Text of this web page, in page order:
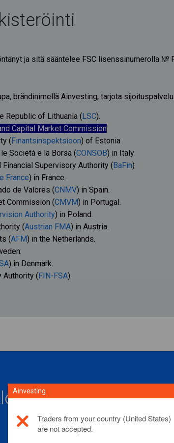
ja sitä sääntelee FSC lisenssinumerolla №
brändinimellä Ainvesting, tarjota
Republic of Lithuania (LSC).
Capital Market Commission
(Finantsinspektsioon) of Estonia
Società e la Borsa (CONSOB) in Italy
Supervisory Authority (BaFin)
France) in France.
de Valores (CNMV) in Spain.
Commission (CMVM) in Portugal.
Authority) in Poland.
(Austrian FMA) in Austria.
(AFM) in the Netherlands.
) in Denmark.
Authority (FIN-FSA).
CFD-kauppa
Avaa tili
Ainvesting
Traders from your country (United States)
are not accepted.